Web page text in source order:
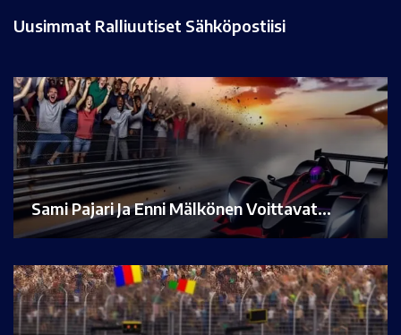
Uusimmat Ralliuutiset Sähköpostiisi
Sami Pajari Ja Enni Mälkönen Voittavat…